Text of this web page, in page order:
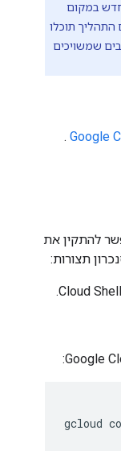
במקום
תוכלו
.
את